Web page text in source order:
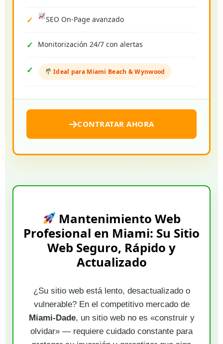
SEO On-Page avanzado
Monitorización 24/7 con alertas
Ideal para Miami Beach & Wynwood
CONTRATAR AHORA
Mantenimiento Web
Profesional en Miami: Su Sitio
Web Seguro, Rápido y
Actualizado
¿Su sitio web está lento, desactualizado o
vulnerable? En el competitivo mercado de
Miami-Dade, un sitio web no es «construir y
olvidar» — requiere cuidado constante para